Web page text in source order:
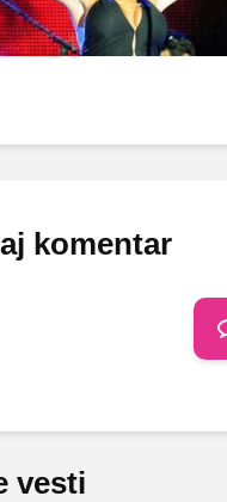
komentar
vesti